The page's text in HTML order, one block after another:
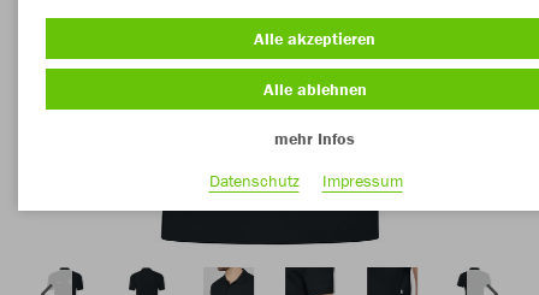
Alle akzeptieren
Alle ablehnen
mehr Infos
Datenschutz
Impressum